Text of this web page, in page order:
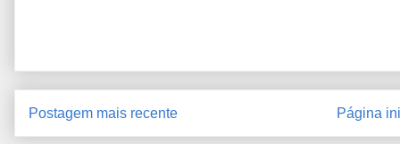
Postagem mais recente Página